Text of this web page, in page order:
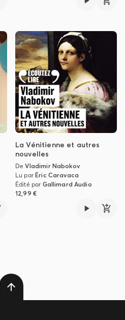
La Vénitienne et autres
nouvelles
DeVladimir Nabokov
Lu parÉric Caravaca
Édité par Gallimard Audio
12,99 €